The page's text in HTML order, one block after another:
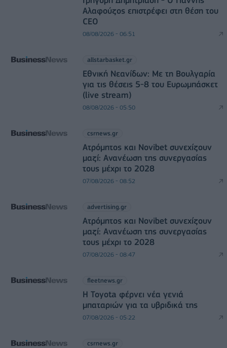
Αλαφούζος επιστρέφει στη θέση του
CEO
08/08/2026 - 06:51
allstarbasket.gr
Εθνική Νεανίδων: Με τη Βουλγαρία
για τις θέσεις 5-8 του Ευρωμπάσκετ
(live stream)
08/08/2026 - 05:50
csrnews.gr
Ατρόμητος και Novibet συνεχίζουν
μαζί: Ανανέωση της συνεργασίας
τους μέχρι το 2028
07/08/2026 - 08:52
advertising.gr
Ατρόμητος και Novibet συνεχίζουν
μαζί: Ανανέωση της συνεργασίας
τους μέχρι το 2028
07/08/2026 - 08:47
fleetnews.gr
Η Toyota φέρνει νέα γενιά
μπαταριών για τα υβριδικά της
07/08/2026 - 05:22
csrnews.gr